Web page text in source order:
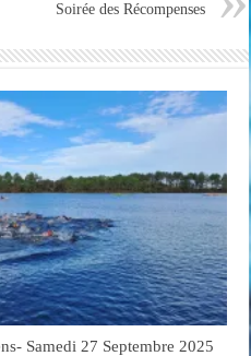
Soirée des Récompenses
Samedi 27 Septembre 2025